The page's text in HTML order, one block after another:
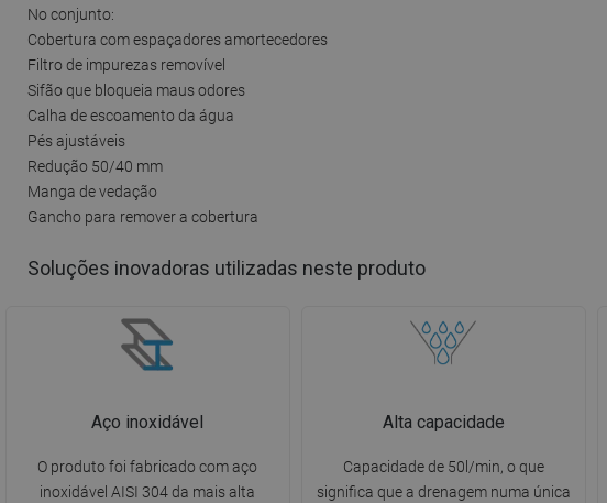
No conjunto:
Cobertura com espaçadores amortecedores
Filtro de impurezas removível
Sifão que bloqueia maus odores
Calha de escoamento da água
Pés ajustáveis
Redução 50/40 mm
Manga de vedação
Gancho para remover a cobertura
Soluções inovadoras utilizadas neste produto
Aço inoxidável
O produto foi fabricado com aço
inoxidável AISI 304 da mais alta
Alta capacidade
Capacidade de 50l/min, o que
significa que a drenagem numa única